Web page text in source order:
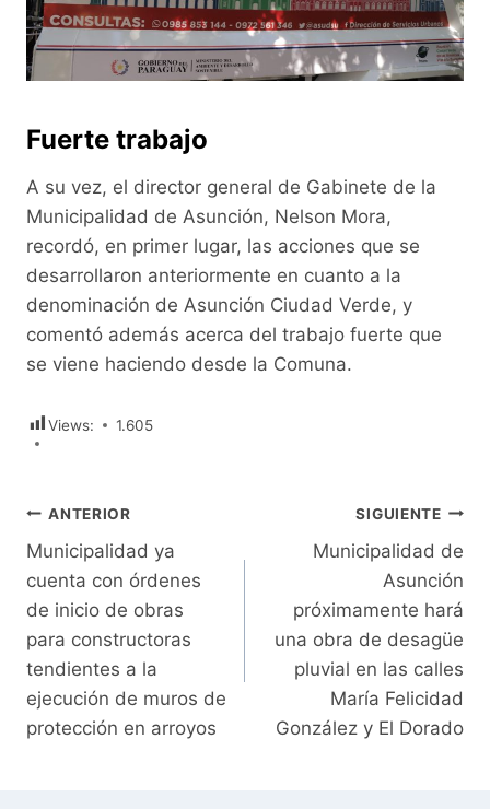
Fuerte trabajo
A su vez, el director general de Gabinete de la
Municipalidad de Asunción, Nelson Mora,
recordó, en primer lugar, las acciones que se
desarrollaron anteriormente en cuanto a la
denominación de Asunción Ciudad Verde, y
comentó además acerca del trabajo fuerte que
se viene haciendo desde la Comuna.
Views: 1.605
Navegación
de
entradas
ANTERIOR
Municipalidad ya
cuenta con órdenes
de inicio de obras
para constructoras
tendientes a la
ejecución de muros de
protección en arroyos
SIGUIENTE
Municipalidad de
Asunción
próximamente hará
una obra de desagüe
pluvial en las calles
María Felicidad
González y El Dorado